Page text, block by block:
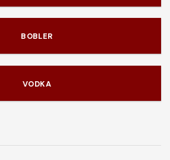
BOBLER
VODKA